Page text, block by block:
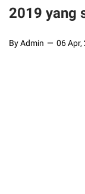
2019 yang
By Admin 06 Apr,